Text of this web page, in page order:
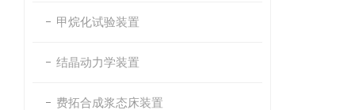
甲烷化试验装置
结晶动力学装置
费拓合成浆态床装置